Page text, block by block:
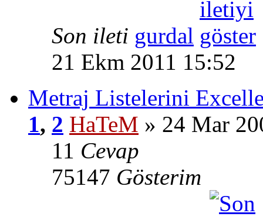
Son ileti gurdal
21 Ekm 2011 15:52
Metraj Listelerini
1, 2 HaTeM » 24 Mar
11 Cevap
75147 Gösterim